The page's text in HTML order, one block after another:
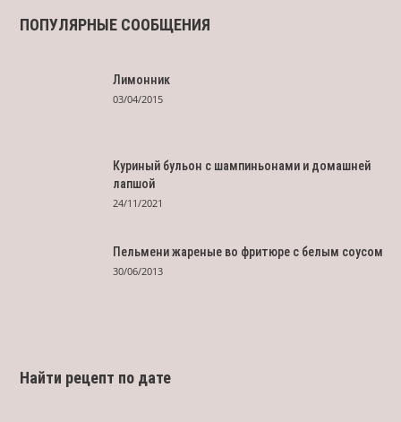
ПОПУЛЯРНЫЕ СООБЩЕНИЯ
Лимонник
03/04/2015
Куриный бульон с шампиньонами и домашней
лапшой
24/11/2021
Пельмени жареные во фритюре с белым соусом
30/06/2013
Найти рецепт по дате